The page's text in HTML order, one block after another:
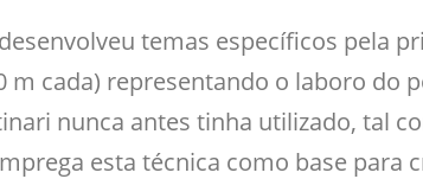
temas específicos pela
cada) representando o laboro do
nunca antes tinha utilizado, tal
esta técnica como base para